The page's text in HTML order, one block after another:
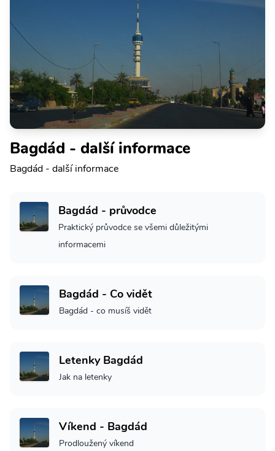
Bagdád - další informace
Bagdád - další informace
Bagdád - průvodce
Praktický průvodce se všemi důležitými
informacemi
Bagdád - Co vidět
Bagdád - co musíš vidět
Letenky Bagdád
Jak na letenky
Víkend - Bagdád
Prodloužený víkend